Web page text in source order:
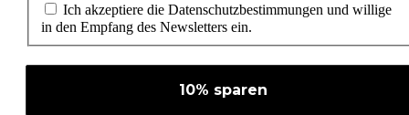
Ich akzeptiere die Datenschutzbestimmungen und willige
in den Empfang des Newsletters ein.